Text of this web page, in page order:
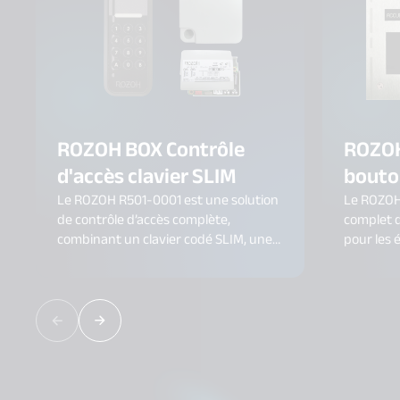
ROZOH BOX Contrôle
d'accès clavier SLIM
Le ROZOH R501-0001 est une solution
de contrôle d’accès complète,
combinant un clavier codé SLIM, une
intérieur ou en extérieur, ce kit assure
une gestion sécurisée et flexible de
vos accès, avec une connectivité GSM
Le
complet
pour les